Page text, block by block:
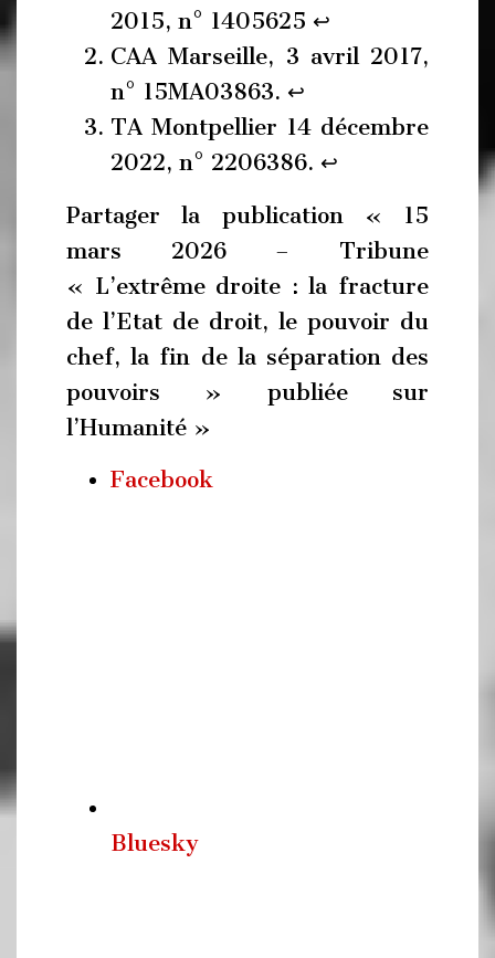
2015, n° 1405625 ↩︎
CAA Marseille, 3 avril 2017,
n° 15MA03863. ↩︎
TA Montpellier 14 décembre
2022, n° 2206386. ↩︎
Partager la publication « 15
mars 2026 – Tribune
« L’extrême droite : la fracture
de l’Etat de droit, le pouvoir du
chef, la fin de la séparation des
pouvoirs » publiée sur
l’Humanité »
Facebook
Bluesky